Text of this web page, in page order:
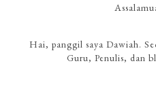
Hai, panggil saya Dawiah.
Guru, Penulis, dan